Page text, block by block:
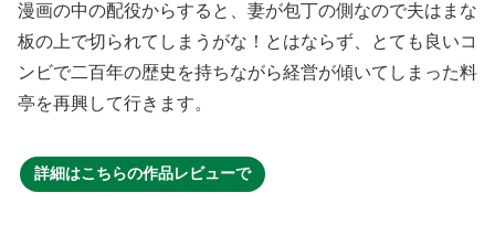
漫画の中の配役からすると、妻が包丁の側なので夫はまな
板の上で切られてしまうがな！とはならず、とても良いコ
ンビで二百年の歴史を持ちながら経営が傾いてしまった料
亭を再興して行きます。
詳細はこちらの作品レビューで